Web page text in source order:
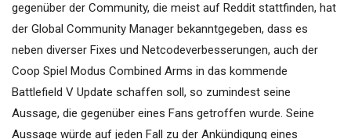
gegenüber der Community, die meist auf Reddit stattfinden, hat
der Global Community Manager bekanntgegeben, dass es
neben diverser Fixes und Netcodeverbesserungen, auch der
Coop Spiel Modus Combined Arms in das kommende
Battlefield V Update schaffen soll, so zumindest seine
Aussage, die gegenüber eines Fans getroffen wurde. Seine
Aussage würde auf jeden Fall zu der Ankündigung eines